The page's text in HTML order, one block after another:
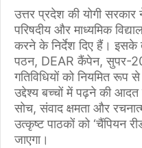
उत्तर प्रदेश की योगी
परिषदीय और माध्यमिक
करने के निर्देश दिए हैं। इसके
पठन, DEAR कैंपेन, सुपर-
गतिविधियों को नियमित रूप
उद्देश्य बच्चों में पढ़ने की आदत
सोच, संवाद क्षमता और
उत्कृष्ट पाठकों को ‘चैंपियन
जाएगा।